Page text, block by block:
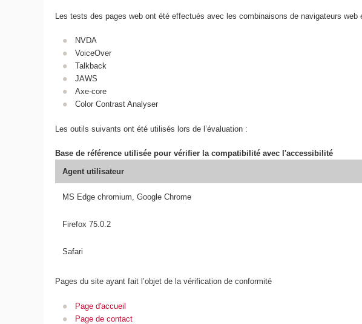
Les tests des pages web ont été effectués avec les combinaisons de navigateurs web
NVDA
VoiceOver
Talkback
JAWS
Axe-core
Color Contrast Analyser
Les outils suivants ont été utilisés lors de l’évaluation :
Base de référence utilisée pour vérifier la compatibilité avec l'accessibilité
Agent utilisateur
MS Edge chromium, Google Chrome
Firefox 75.0.2
Safari
Pages du site ayant fait l’objet de la vérification de conformité
Page d'accueil
Page de contact